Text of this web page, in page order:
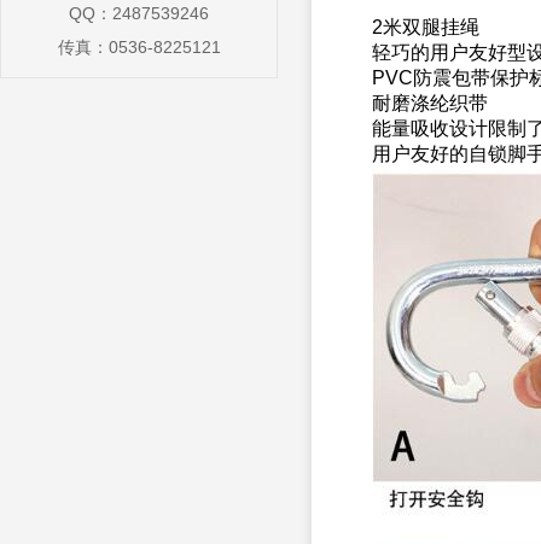
QQ：2487539246
传真：0536-8225121
2米双腿挂绳
轻巧的用户友好型
PVC防震包带保护
耐磨涤纶织带
能量吸收设计限制
用户友好的自锁脚